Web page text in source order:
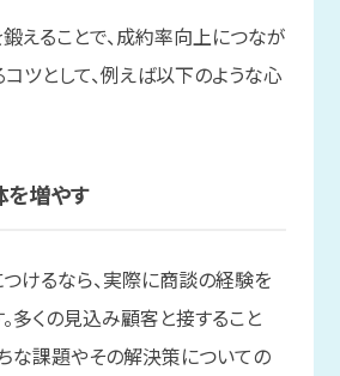
えることで、成約率向上につなが
コツとして、例えば以下のような心
を増やす
けるなら、実際に商談の経験を
多くの見込み顧客と接すること
な課題やその解決策についての